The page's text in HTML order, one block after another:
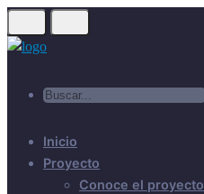
Skip
to
Inicio
Proyecto
Conoce el proyecto